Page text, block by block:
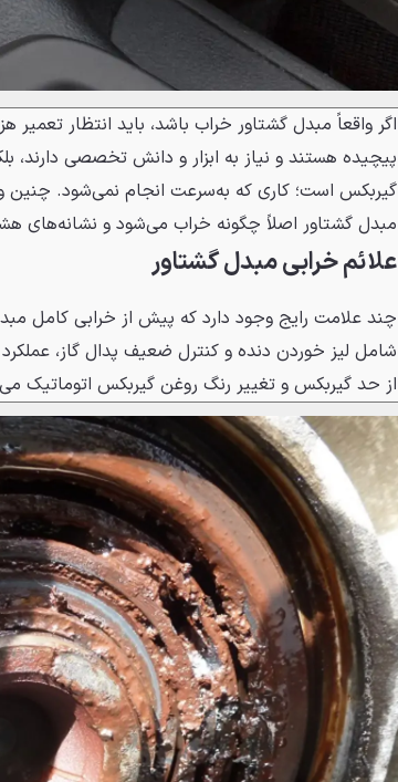
اگر واقعاً مبدل گشتاور خراب باشد، باید انتظار تعمیر
پیچیده هستند و نیاز به ابزار و دانش تخصصی دارند،
گیربکس است؛ کاری که به‌سرعت انجام نمی‌شود. چنین
مبدل گشتاور اصلاً چگونه خراب می‌شود و نشانه‌های
علائم خرابی مبدل گشتاور
چند علامت رایج وجود دارد که پیش از خرابی کامل
شامل لیز خوردن دنده و کنترل ضعیف پدال گاز،
از حد گیربکس و تغییر رنگ روغن گیربکس اتوماتیک